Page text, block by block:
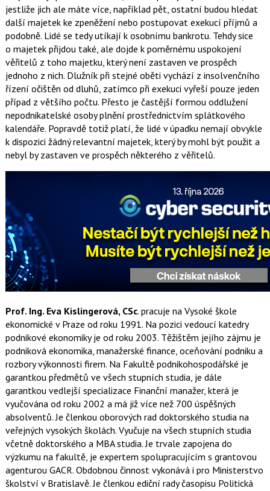
jestliže jich ale máte více, například pět, ostatní budou hledat
další majetek ke zpeněžení nebo postupovat exekucí příjmů a
podobně. Lidé se tedy utíkají k osobnímu bankrotu. Tehdy sice
o majetek přijdou také, ale dojde k poměrnému uspokojení
věřitelů z toho majetku, který není zastaven ve prospěch
jednoho z nich. Dlužník při stejné oběti vychází z insolvenčního
řízení očištěn od dluhů, zatímco při exekuci vyřeší pouze jeden
případ z většího počtu. Přesto je častější formou oddlužení
nepodnikatelské osoby plnění prostřednictvím splátkového
kalendáře. Popravdě totiž platí, že lidé v úpadku nemají obvykle
k dispozici žádný relevantní majetek, který by mohl být použit a
nebyl by zastaven ve prospěch některého z věřitelů.
Prof. Ing. Eva Kislingerová, CSc. pracuje na Vysoké škole
ekonomické v Praze od roku 1991. Na pozici vedoucí katedry
podnikové ekonomiky je od roku 2003. Těžištěm jejího zájmu je
podniková ekonomika, manažerské finance, oceňování podniku a
rozbory výkonnosti firem. Na Fakultě podnikohospodářské je
garantkou předmětů ve všech stupních studia, je dále
garantkou vedlejší specializace Finanční manažer, která je
vyučována od roku 2002 a má již více než 700 úspěšných
absolventů. Je členkou oborových rad doktorského studia na
veřejných vysokých školách. Vyučuje na všech stupních studia
včetně doktorského a MBA studia. Je trvale zapojena do
výzkumu na fakultě, je expertem spolupracujícím s grantovou
agenturou GACR. Obdobnou činnost vykonává i pro Ministerstvo
školství v Bratislavě. Je členkou ediční rady časopisu Politická